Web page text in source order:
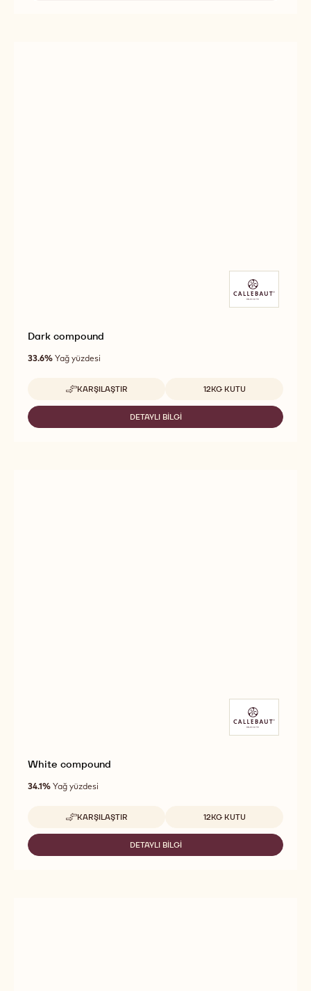
Dark compound
33.6% Yağ yüzdesi
KARŞILAŞTIR
-
DARK
COMPOUND
Uygun boyutlar
12KG KUTU
DETAYLI BILGI
-
White compound
34.1% Yağ yüzdesi
KARŞILAŞTIR
-
WHITE
COMPOUND
Uygun boyutlar
12KG KUTU
DETAYLI BILGI
-